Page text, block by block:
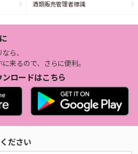
酒類販売管理者標識
ら、
来るので、さらに便利。
ンロードはこちら
ださい